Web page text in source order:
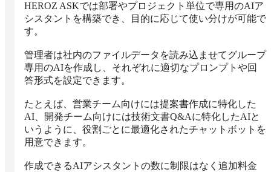
HEROZ ASKでは部署やプロジェクト単位で専用のAIア
シスタントを構築でき、目的に応じて使い分けが可能で
す。
管理者は社内のファイルデータを読み込ませてグループ
専用のAIを作成し、それぞれに適切なプロンプトや回
答形式を設定できます。
たとえば、営業チーム向けには提案書作成に特化した
AI、開発チーム向けには技術文書Q&Aに特化したAIと
いうように、役割ごとに最適化されたチャットボットを
用意できます。
作成できるAIアシスタントの数に制限はなく追加料金